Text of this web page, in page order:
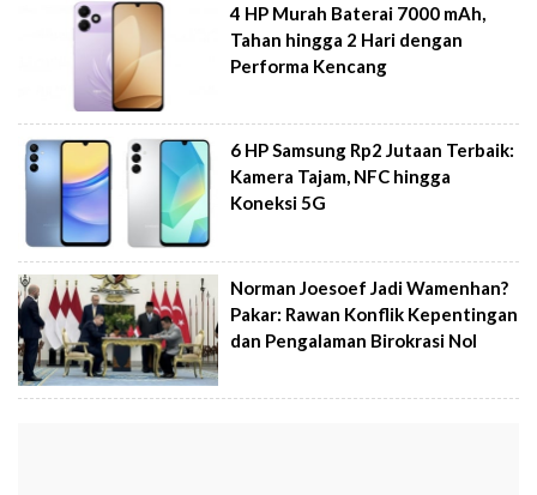
4 HP Murah Baterai 7000 mAh,
Tahan hingga 2 Hari dengan
Performa Kencang
6 HP Samsung Rp2 Jutaan Terbaik:
Kamera Tajam, NFC hingga
Koneksi 5G
Norman Joesoef Jadi Wamenhan?
Pakar: Rawan Konflik Kepentingan
dan Pengalaman Birokrasi Nol